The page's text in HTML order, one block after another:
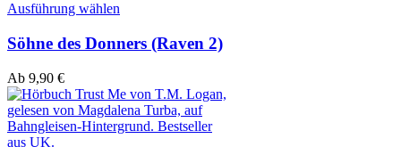
Ausführung wählen
Söhne des Donners (Raven 2)
Ab 9,90 €